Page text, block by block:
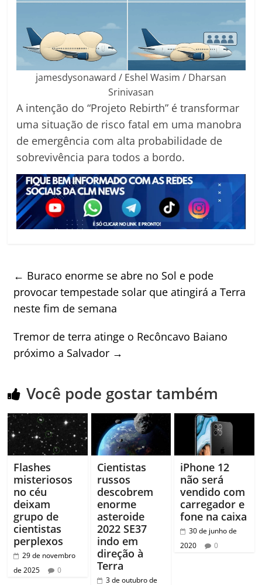
jamesdysonaward / Eshel Wasim / Dharsan
Srinivasan
A intenção do “Projeto Rebirth” é transformar
uma situação de risco fatal em uma manobra
de emergência com alta probabilidade de
sobrevivência para todos a bordo.
← Buraco enorme se abre no Sol e pode
provocar tempestade solar que atingirá a Terra
neste fim de semana
Tremor de terra atinge o Recôncavo Baiano
próximo a Salvador →
Você pode gostar também
Flashes
misteriosos
no céu
deixam
grupo de
cientistas
perplexos
29 de novembro
de 2025
0
Cientistas
russos
descobrem
enorme
asteroide
2022 SE37
indo em
direção à
Terra
3 de outubro de
iPhone 12
não será
vendido com
carregador e
fone na caixa
30 de junho de
2020
0